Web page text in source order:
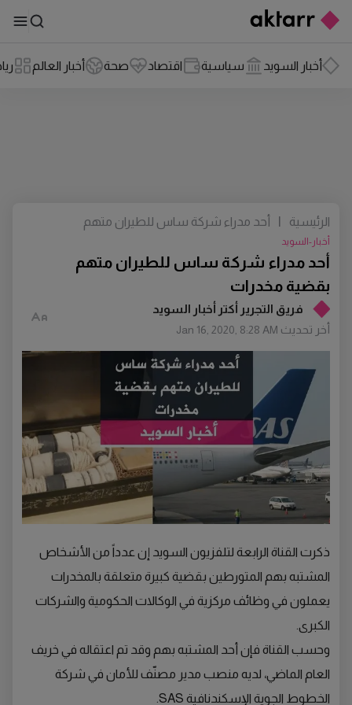
أخبار السويد سياسية اقتصاد صحة أخبار العالم
فريق التجرير أكتر أخبار السويد
أخر تحديث Jan 16, 2020, 8:28 AM
أحد مدراء شركة ساس للطيران متهم
بقضية مخدرات
أخبار-السويد
الرئيسية
أحد مدراء شركة ساس للطيران متهم
ذكرت القناة الرابعة لتلفزيون السويد إن عدداً من الأشخاص
المشتبه بهم المتورطين بقضية كبيرة متعلقة بالمخدرات
يعملون في وظائف مركزية في الوكالات الحكومية والشركات
الكبرى.
وحسب القناة فإن أحد المشتبه بهم وقد تم اعتقاله في خريف
العام الماضي، لديه منصب مدير مصنّف للأمان في شركة
الخطوط الجوية الإسكندنافية SAS.